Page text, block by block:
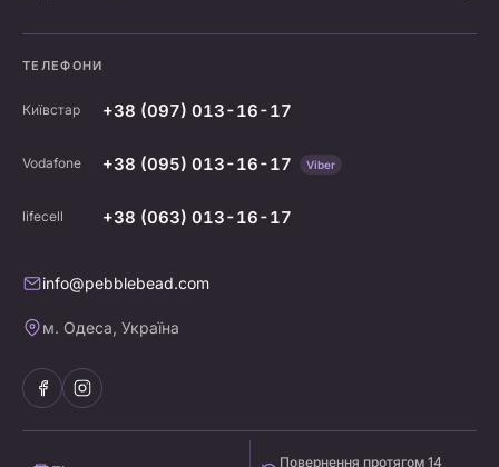
ТЕЛЕФОНИ
Київстар +38 (097) 013-16-17
Vodafone +38 (095) 013-16-17 Viber
lifecell +38 (063) 013-16-17
info@pebblebead.com
м. Одеса, Україна
Повернення протягом 14